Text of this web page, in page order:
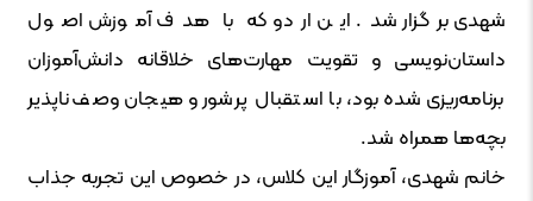
شهدی برگزار شد. این اردو که با هدف آموزش اصول
داستان‌نویسی و تقویت مهارت‌های خلاقانه دانش‌آموزان
برنامه‌ریزی شده بود، با استقبال پرشور و هیجان وصف‌ناپذیر
بچه‌ها همراه شد.
خانم شهدی، آموزگار این کلاس، در خصوص این تجربه جذاب